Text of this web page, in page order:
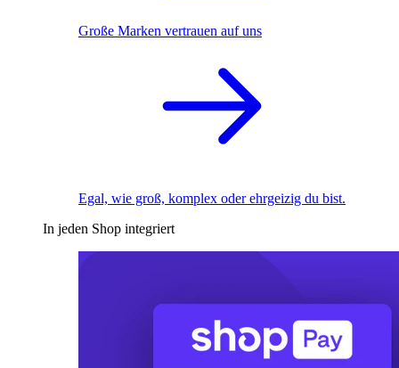
Große Marken vertrauen auf uns
Egal, wie groß, komplex oder ehrgeizig du bist.
In jeden Shop integriert